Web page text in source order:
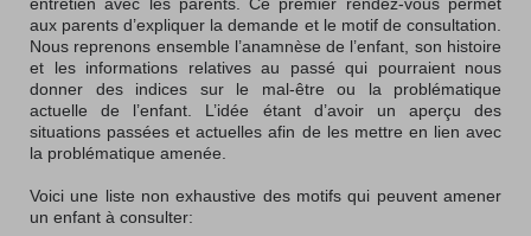
aux parents d’expliquer la demande et le motif de consultation.
Nous reprenons ensemble l’anamnèse de l’enfant, son histoire
et les informations relatives au passé qui pourraient nous
donner des indices sur le mal-être ou la problématique
actuelle de l’enfant. L’idée étant d’avoir un aperçu des
situations passées et actuelles afin de les mettre en lien avec
la problématique amenée.
Voici une liste non exhaustive des motifs qui peuvent amener
un enfant à consulter: